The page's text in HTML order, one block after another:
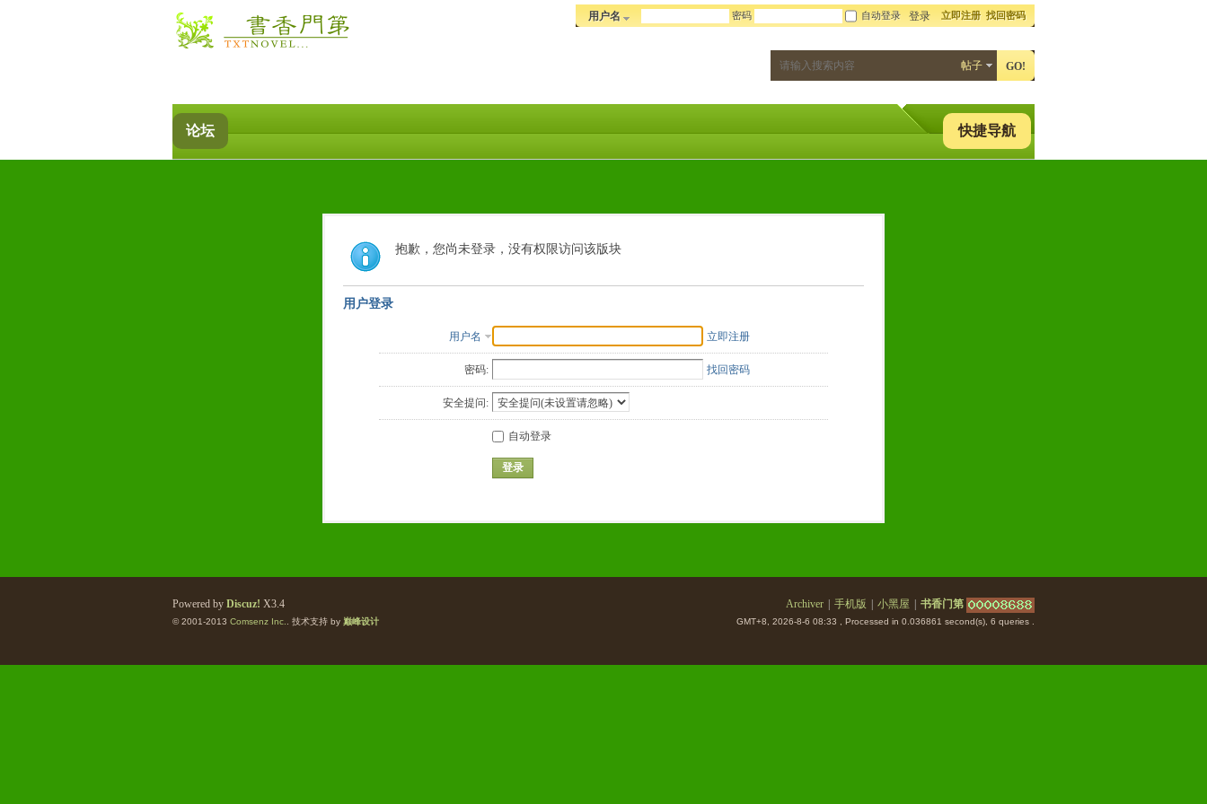
用户名 密码 自动登录 登录 立即注册 找回密码
帖子 GO!
快捷导航
论坛
抱歉，您尚未登录，没有权限访问该版块
用户登录
用户名 立即注册
密码: 找回密码
安全提问:
自动登录
登录
Archiver 手机版 小黑屋 书香门第
GMT+8, 2026-8-6 08:33 , Processed in 0.036861 second(s), 6 queries .
Powered by Discuz! X3.4
© 2001-2013 Comsenz Inc. . 技术支持 by 巅峰设计